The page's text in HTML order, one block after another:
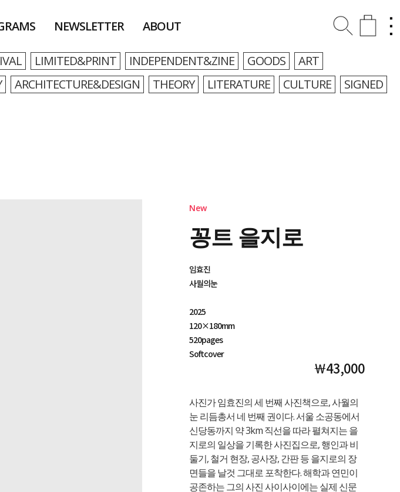
NEWSLETTER ABOUT
LIMITED&PRINT INDEPENDENT&ZINE GOODS
ART
ARCHITECTURE&DESIGN THEORY LITERATURE CULTURE SIGNED
New
꽁트 을지로
임효진
사월의눈
2025
120×180mm
520pages
Softcover
￦43,000
사진가 임효진의 세 번째 사진책으로, 사월의
눈 리듬총서 네 번째 권이다. 서울 소공동에서
신당동까지 약 3km 직선을 따라 펼쳐지는 을
지로의 일상을 기록한 사진집으로, 행인과 비
둘기, 철거 현장, 공사장, 간판 등 을지로의 장
면들을 날것 그대로 포착한다. 해학과 연민이
공존하는 그의 사진 사이사이에는 실제 신문